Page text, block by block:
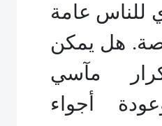
للناس عامة
هل يمكن
مآسي
أجواء